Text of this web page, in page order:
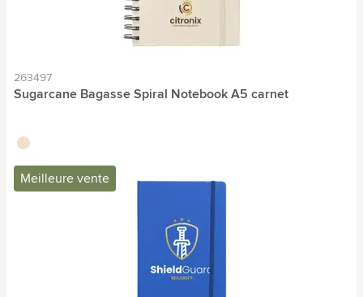
263497
Sugarcane Bagasse Spiral Notebook A5 carnet
écru
Meilleure vente